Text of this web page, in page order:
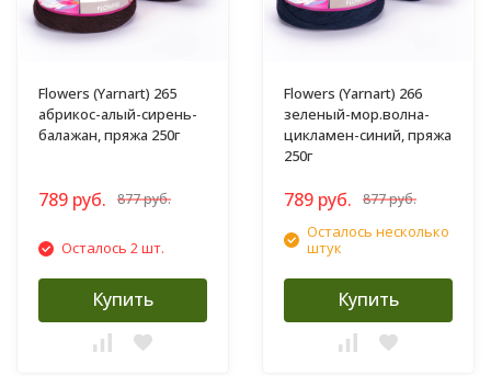
Flowers (Yarnart) 265
абрикос-алый-сирень-
балажан, пряжа 250г
789 руб. 877 руб.
Осталось 2 шт.
Купить
Flowers (Yarnart) 266
зеленый-мор.волна-
цикламен-синий, пряжа
250г
789 руб. 877 руб.
Осталось несколько
штук
Купить